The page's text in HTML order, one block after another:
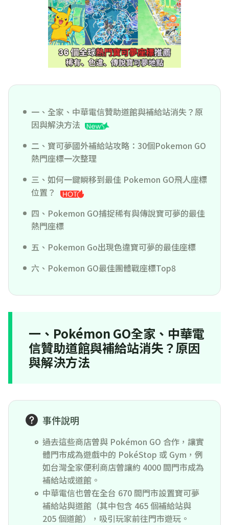
一、全家、中華電信贊助道館與補給站消失？原
因與解決方法
二、寶可夢國外補給站攻略：30個Pokemon GO
熱門座標一次整理
三、如何一鍵瞬移到最佳 Pokemon GO飛人座標
位置？
四、Pokemon GO捕捉稀有與傳說寶可夢的最佳
熱門座標
五、Pokemon Go出現色違寶可夢的最佳座標
六、Pokemon GO最佳團體戰座標Top8
一、Pokémon GO全家、中華電
信贊助道館與補給站消失？原因
與解決方法
事件說明
過去這些商店曾與 Pokémon GO 合作，讓實
體門市成為遊戲中的 PokéStop 或 Gym，例
如台灣全家便利商店曾讓約 4000 間門市成為
補給站或道館。
中華電信也曾在全台 670 間門市設置寶可夢
補給站與道館（其中包含 465 個補給站與
205 個道館），吸引玩家前往門市遊玩。